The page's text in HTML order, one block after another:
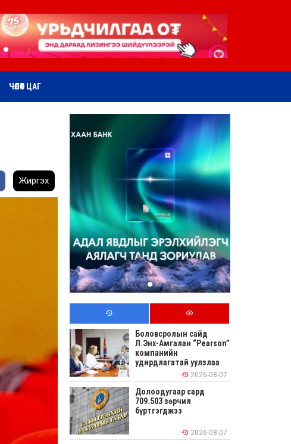
ЧӨЛӨӨТ ЦАГ
Жиргэх
Боловсролын сайд
Л.Энх-Амгалан “Pearson”
компанийн
удирдлагатай уулзлаа
2026-08-07
Долоодугаар сард
709.503 зөрчил
бүртгэгджээ
2026-08-07